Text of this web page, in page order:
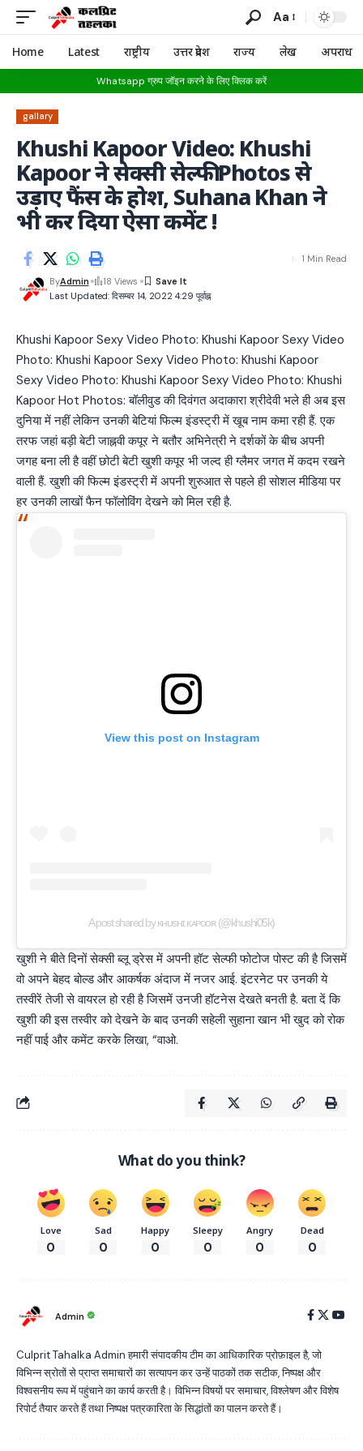
Aa
Home Latest राष्ट्रीय उत्तर प्रदेश राज्य लेख अपराध
Whatsapp ग्रुप जॉइन करने के लिए क्लिक करें
gallary
Khushi Kapoor Video: Khushi
Kapoor ने सेक्सी सेल्फी Photos से
उड़ाए फैंस के होश, Suhana Khan ने
भी कर दिया ऐसा कमेंट !
Last Updated: दिसम्बर 14, 2022 4:29 पूर्वाह्न
ByAdmin 18 Views
1 Min Read
Khushi Kapoor Sexy Video Photo: Khushi Kapoor Sexy Video
Photo: Khushi Kapoor Sexy Video Photo: Khushi Kapoor
Sexy Video Photo: Khushi Kapoor Sexy Video Photo: Khushi
Kapoor Hot Photos: बॉलीवुड की दिवंगत अदाकारा श्रीदेवी भले ही अब इस
दुनिया में नहीं लेकिन उनकी बेटियां फिल्म इंडस्ट्री में खूब नाम कमा रही हैं. एक
तरफ जहां बड़ी बेटी जाह्नवी कपूर ने बतौर अभिनेत्री ने दर्शकों के बीच अपनी
जगह बना ली है वहीं छोटी बेटी खुशी कपूर भी जल्द ही ग्लैमर जगत में कदम रखने
वाली हैं. खुशी की फिल्म इंडस्ट्री में अपनी शुरुआत से पहले ही सोशल मीडिया पर
हर उनकी लाखों फैन फॉलोविंग देखने को मिल रही है.
View this post on Instagram
A post shared by ᴋʜᴜsʜɪ ᴋᴀᴘᴏᴏʀ (@khushi05k)
खुशी ने बीते दिनों सेक्सी ब्लू ड्रेस में अपनी हॉट सेल्फी फोटोज पोस्ट की है जिसमें
वो अपने बेहद बोल्ड और आकर्षक अंदाज में नजर आई. इंटरनेट पर उनकी ये
तस्वीरें तेजी से वायरल हो रही है जिसमें उनजी हॉटनेस देखते बनती है. बता दें कि
खुशी की इस तस्वीर को देखने के बाद उनकी सहेली सुहाना खान भी खुद को रोक
नहीं पाई और कमेंट करके लिखा, “वाओ.
What do you think?
Love
0
Sad
0
Happy
0
Sleepy
0
Angry
0
Dead
0
Admin
Culprit Tahalka Admin हमारी संपादकीय टीम का आधिकारिक प्रोफ़ाइल है, जो
विभिन्न स्रोतों से प्राप्त समाचारों का सत्यापन कर उन्हें पाठकों तक सटीक, निष्पक्ष और
विश्वसनीय रूप में पहुंचाने का कार्य करती है। विभिन्न विषयों पर समाचार, विश्लेषण और विशेष
रिपोर्ट तैयार करते हैं तथा निष्पक्ष पत्रकारिता के सिद्धांतों का पालन करते हैं।